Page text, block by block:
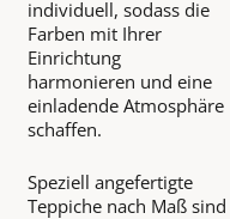
individuell, sodass die
Farben mit Ihrer
Einrichtung
harmonieren und eine
einladende Atmosphäre
schaffen.
Speziell angefertigte
Teppiche nach Maß sind